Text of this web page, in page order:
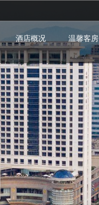
酒店概况 温馨客房